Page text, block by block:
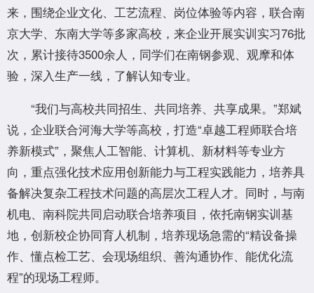
来，围绕企业文化、工艺流程、岗位体验等内容，联合南
京大学、东南大学等多家高校，来企业开展实训实习76批
次，累计接待3500余人，同学们在南钢参观、观摩和体
验，深入生产一线，了解认知专业。
“我们与高校共同招生、共同培养、共享成果。”郑斌
说，企业联合河海大学等高校，打造“卓越工程师联合培
养新模式”，聚焦人工智能、计算机、新材料等专业方
向，重点强化技术应用创新能力与工程实践能力，培养具
备解决复杂工程技术问题的高层次工程人才。同时，与南
机电、南科院共同启动联合培养项目，依托南钢实训基
地，创新校企协同育人机制，培养现场急需的“精设备操
作、懂点检工艺、会现场组织、善沟通协作、能优化流
程”的现场工程师。